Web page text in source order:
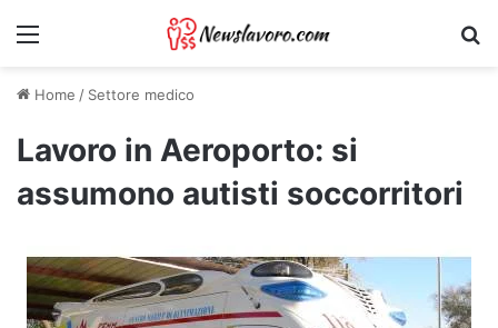
Menu
Home / Settore medico
Lavoro in Aeroporto: si
assumono autisti soccorritori